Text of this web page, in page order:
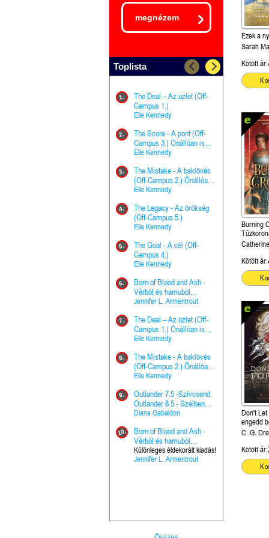
megnézem
Toplista
1.
The Deal – Az üzlet (Off-
Campus 1.)
Elle Kennedy
2.
The Score - A pont (Off-
Campus 3.) Önállóan is
olvasható!
Elle Kennedy
3.
The Mistake - A baklövés
(Off-Campus 2.) Önállóan
is olvasható!
Elle Kennedy
4.
The Legacy - Az örökség
(Off-Campus 5.)
Elle Kennedy
5.
The Goal - A cél (Off-
Campus 4.)
Elle Kennedy
6.
Born of Blood and Ash -
Vérből és hamuból
született (Hús és tűz 4.)
Jennifer L. Armentrout
7.
The Deal – Az üzlet (Off-
Campus 1.) Önállóan is
olvasható!
Elle Kennedy
8.
The Mistake - A baklövés
(Off-Campus 2.) Önállóan
is olvasható!
Elle Kennedy
9.
Outlander 7.5 -Szívcsend,
Outlander 8.5 - Szélben
sodródó falevél
Diana Gabaldon
10.
Born of Blood and Ash -
Vérből és hamuból
született (Hús és tűz 4.)
Különleges éldekorált kiadás!
Jennifer L. Armentrout
olvasható!
Elle
Grace
Kegyelem
Jennifer
The
Campus 3.)
Elle
The
(A csont
Harper L.
the Priest - Vallomások: A
Hercegnő,
Pap
Ella Frank
trón
kiadás!
Marie
A téli
munkafüzet
Bayné
From the
Krónikák
Kresley
Ashen
trón
Marie
Outlander
sodródó
Diana
Ezek a
Sarah
Kötött ár:
Burning
Kötött ár:
Don't
engedd
C. G.
Kötött ár: